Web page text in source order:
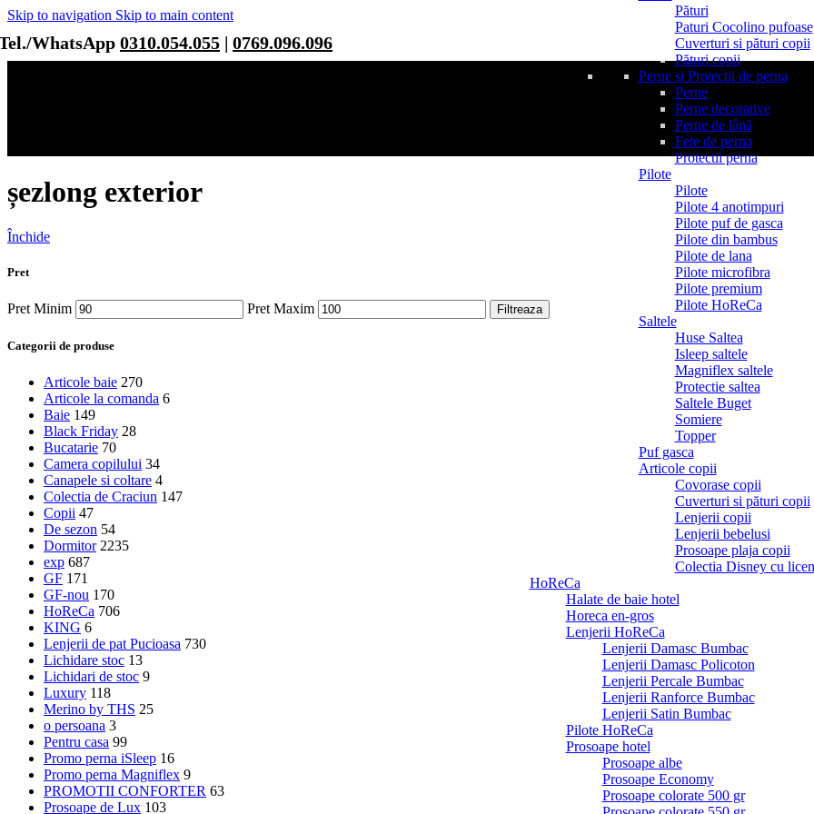
Skip to navigation Skip to main content
WhatsApp 0310.054.055 | 0769.096.096
Pături
Paturi Cocolino pufoase
Cuverturi si pături copii
Pături copii
Perne si Protectii de perna
Perne
Perne decorative
Perne de lână
Fete de perna
Protectii perna
Pilote
Pilote
Pilote 4 anotimpuri
Pilote puf de gasca
Pilote din bambus
Pilote de lana
Pilote microfibra
Pilote premium
Pilote HoReCa
Saltele
Huse Saltea
Isleep saltele
Magniflex saltele
Protectie saltea
Saltele Buget
Somiere
Topper
Puf gasca
Articole copii
Covorase copii
Cuverturi si pături copii
Lenjerii copii
Lenjerii bebelusi
Prosoape plaja copii
Colectia Disney cu
HoReCa
Halate de baie hotel
Horeca en-gros
Lenjerii HoReCa
Lenjerii Damasc Bumbac
Lenjerii Damasc Policoton
Lenjerii Percale Bumbac
Lenjerii Ranforce Bumbac
Lenjerii Satin Bumbac
Pilote HoReCa
Prosoape hotel
Prosoape albe
Prosoape Economy
Prosoape colorate 500 gr
șezlong exterior
Închide
Pret
Pret Minim Pret Maxim Filtreaza
Categorii de produse
Articole baie 270
Articole la comanda 6
Baie 149
Black Friday 28
Bucatarie 70
Camera copilului 34
Canapele si coltare 4
Colectia de Craciun 147
Copii 47
De sezon 54
Dormitor 2235
exp 687
GF 171
GF-nou 170
HoReCa 706
KING 6
Lenjerii de pat Pucioasa 730
Lichidare stoc 13
Lichidari de stoc 9
Luxury 118
Merino by THS 25
o persoana 3
Pentru casa 99
Promo perna iSleep 16
Promo perna Magniflex 9
PROMOTII CONFORTER 63
Prosoape de Lux 103